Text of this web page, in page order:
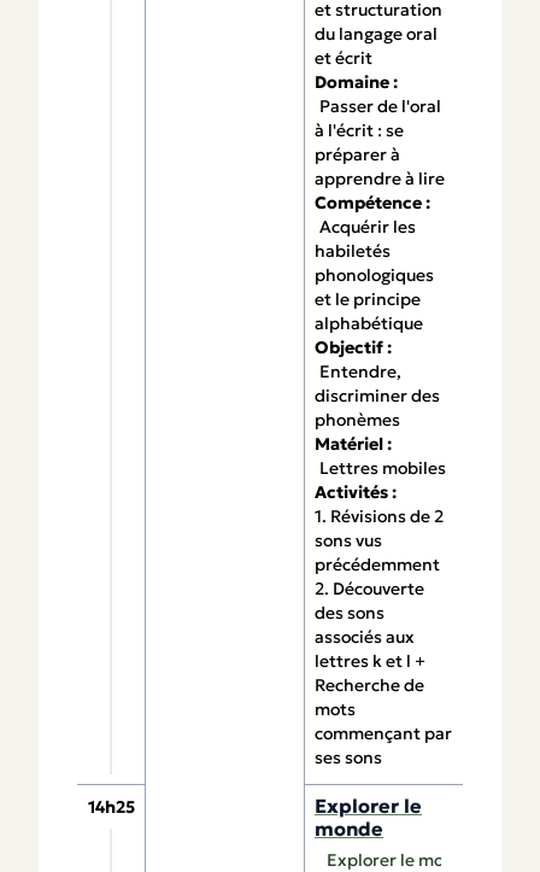
et structuration
du langage oral
et écrit
Domaine :
Passer de l'oral
à l'écrit : se
préparer à
apprendre à lire
Compétence :
Acquérir les
habiletés
phonologiques
et le principe
alphabétique
Objectif :
Entendre,
discriminer des
phonèmes
Matériel :
Lettres mobiles
Activités :
1. Révisions de 2
sons vus
précédemment
2. Découverte
des sons
associés aux
lettres k et l +
Recherche de
mots
commençant par
ses sons
14h25
Explorer le
monde
Explorer le monde